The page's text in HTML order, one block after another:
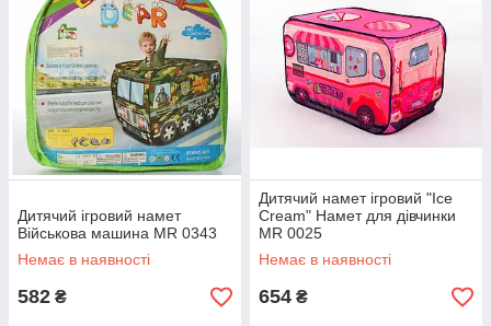
Дитячий ігровий намет
Військова машина MR 0343
Немає в наявності
582 ₴
Дитячий намет ігровий "Ice
Cream" Намет для дівчинки
MR 0025
Немає в наявності
654 ₴